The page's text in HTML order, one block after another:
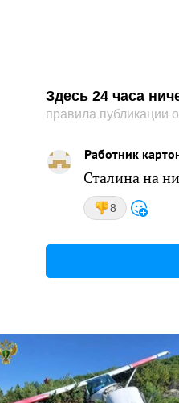
Здесь 24 часа
правила публикации
Работник
Сталина на
8